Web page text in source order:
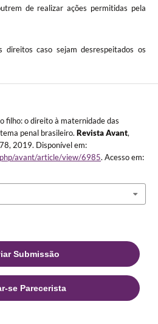
de realizar ações permitidas pela
caso sejam desrespeitados os
filho: o direito à maternidade das
penal brasileiro. Revista Avant,
2019. Disponível em:
avant/article/view/6985. Acesso em:
Submissão
se Parecerista